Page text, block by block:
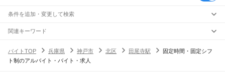
条件を追加・変更して検索
市区町村を追加・変更
兵庫県すべて
神戸市すべて
駅を追加・変更
職種を追加・変更
関連キーワード
バイトTOP
兵庫県 神戸市 北区 田尾寺駅
固定時間・固定シフ
ト制のアルバイト・バイト・求人